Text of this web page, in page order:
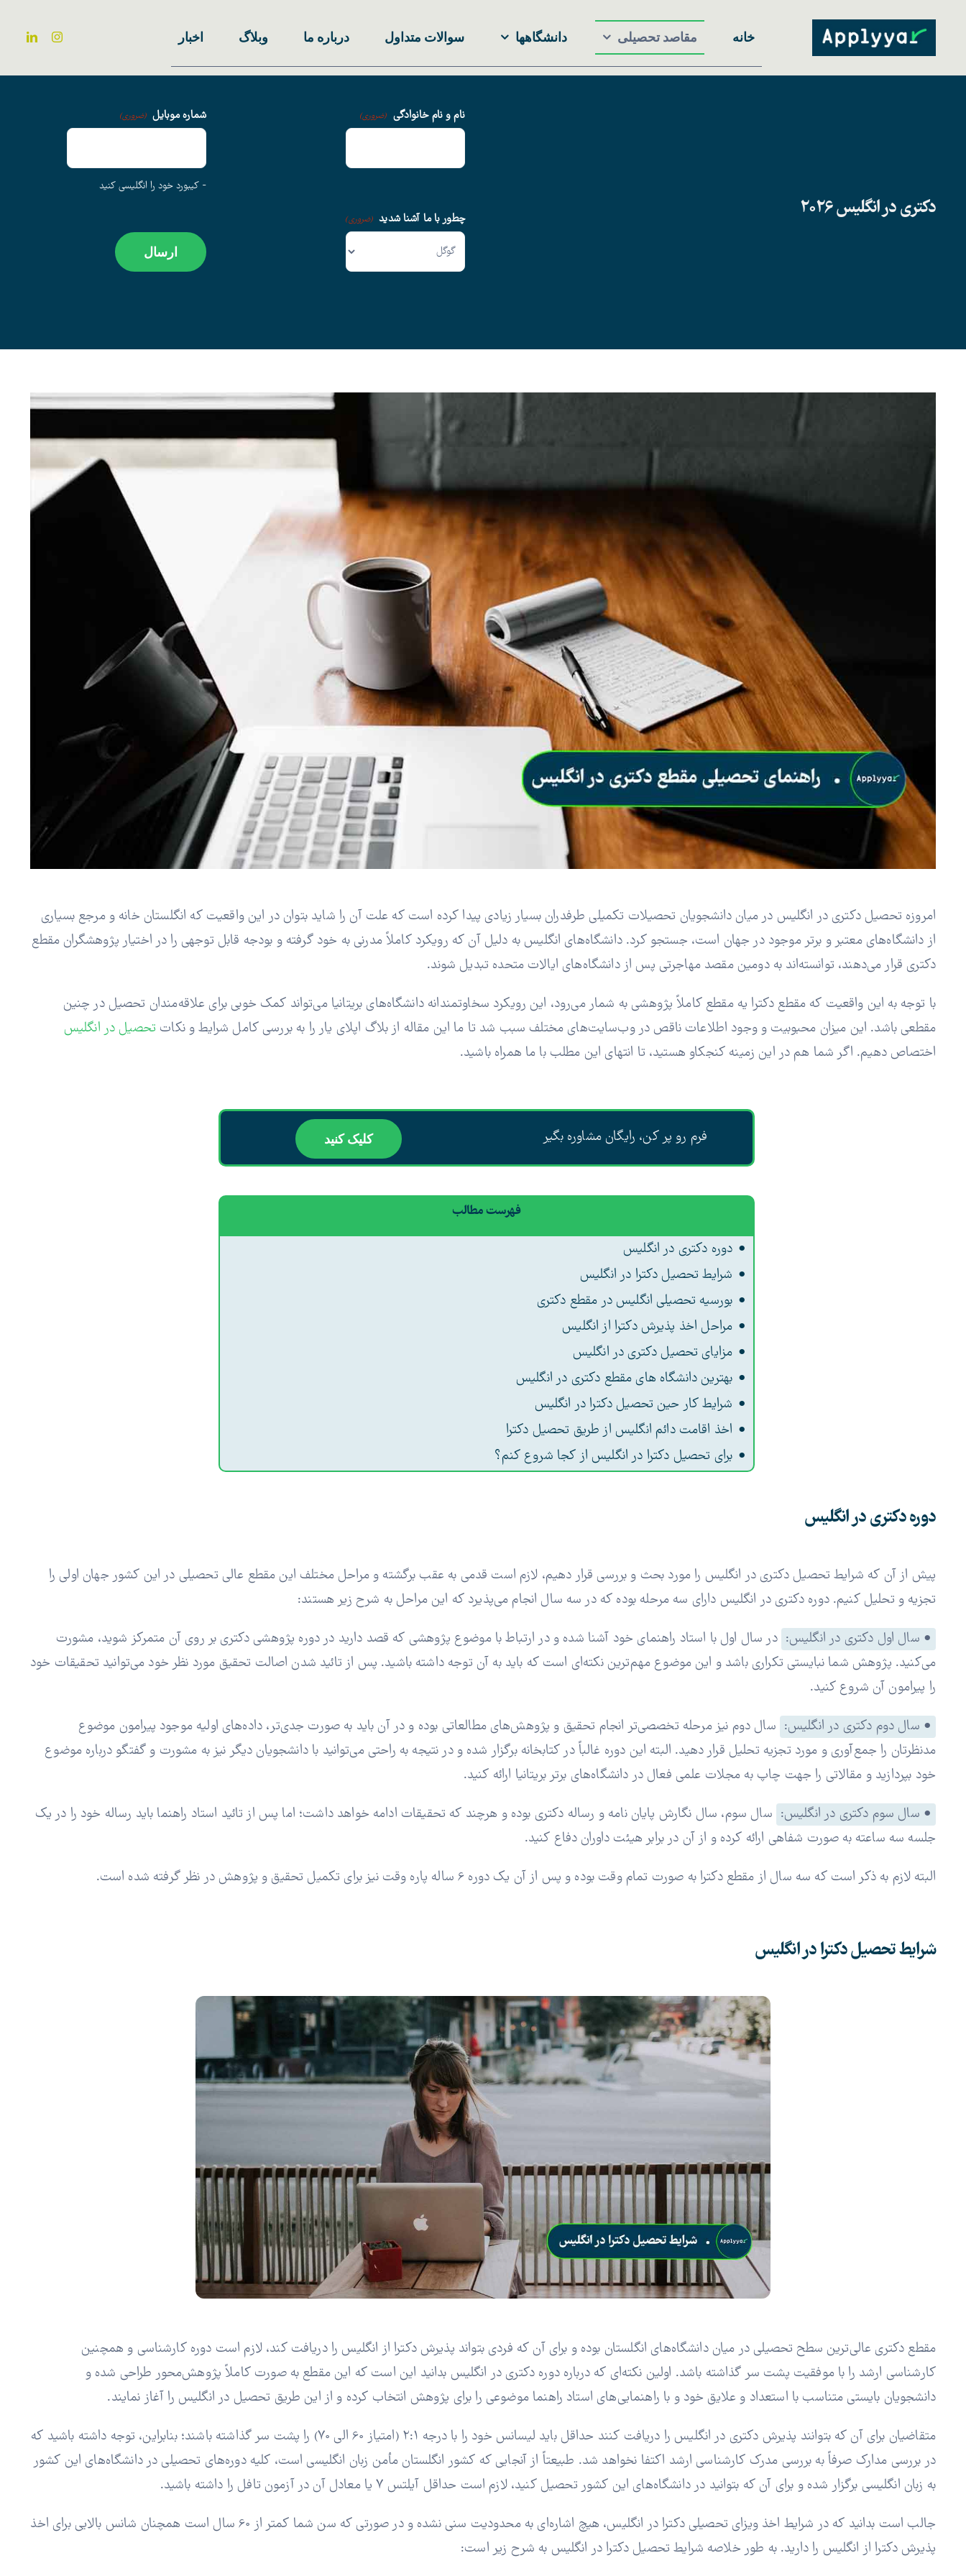
content
خانه مقاصد تحصیلی دانشگاهها سوالات متداول درباره ما وبلاگ اخبار
دکتری در انگلیس 2026
نام و نام خانوادگی (ضروری) شماره موبایل (ضروری)
- کیبورد خود را انگلیسی کنید
چطور با ما آشنا شدید (ضروری)
امروزه تحصیل دکتری در انگلیس در میان دانشجویان تحصیلات تکمیلی طرفدران بسیار زیادی پیدا کرده است که علت آن را شاید بتوان در این واقعیت که انگلستان خانه و مرجع بسیاری
از دانشگاه‌های معتبر و برتر موجود در جهان است، جستجو کرد. دانشگاه‌های انگلیس به دلیل آن که رویکرد کاملاً مدرنی به خود گرفته و بودجه قابل توجهی را در اختیار پژوهشگران مقطع
دکتری قرار می‌دهند، توانسته‌اند به دومین مقصد مهاجرتی پس از دانشگاه‌های ایالات متحده تبدیل شوند.
با توجه به این واقعیت که مقطع دکترا یه مقطع کاملاً پژوهشی به شمار می‌رود، این رویکرد سخاوتمندانه دانشگاه‌های بریتانیا می‌تواند کمک خوبی برای علاقه‌مندان تحصیل در چنین
مقطعی باشد. این میزان محبوبیت و وجود اطلاعات ناقص در وب‌سایت‌های مختلف سبب شد تا ما این مقاله از بلاگ اپلای یار را به بررسی کامل شرایط و نکات تحصیل در انگلیس
اختصاص دهیم. اگر شما هم در این زمینه کنجکاو هستید، تا انتهای این مطلب با ما همراه باشید.
فرم رو پر کن، رایگان مشاوره بگیر کلیک کنید
فهرست مطالب
دوره دکتری در انگلیس
شرایط تحصیل دکترا در انگلیس
بورسیه تحصیلی انگلیس در مقطع دکتری
مراحل اخذ پذیرش دکترا از انگلیس
مزایای تحصیل دکتری در انگلیس
بهترین دانشگاه های مقطع دکتری در انگلیس
شرایط کار حین تحصیل دکترا در انگلیس
اخذ اقامت دائم انگلیس از طریق تحصیل دکترا
برای تحصیل دکترا در انگلیس از کجا شروع کنم؟
دوره دکتری در انگلیس
پیش از آن که شرایط تحصیل دکتری در انگلیس را مورد بحث و بررسی قرار دهیم، لازم است قدمی به عقب برگشته و مراحل مختلف این مقطع عالی تحصیلی در این کشور جهان اولی را
تجزیه و تحلیل کنیم. دوره دکتری در انگلیس دارای سه مرحله بوده که در سه سال انجام می‌پذیرد که این مراحل به شرح زیر هستند:
• سال اول دکتری در انگلیس: در سال اول با استاد راهنمای خود آشنا شده و در ارتباط با موضوع پژوهشی که قصد دارید در دوره پژوهشی دکتری بر روی آن متمرکز شوید، مشورت
می‌کنید. پژوهش شما نبایستی تکراری باشد و این موضوع مهم‌ترین نکته‌ای است که باید به آن توجه داشته باشید. پس از تائید شدن اصالت تحقیق مورد نظر خود می‌توانید تحقیقات خود
را پیرامون آن شروع کنید.
• سال دوم دکتری در انگلیس: سال دوم نیز مرحله تخصصی‌تر انجام تحقیق و پژوهش‌های مطالعاتی بوده و در آن باید به صورت جدی‌تر، داده‌های اولیه موجود پیرامون موضوع
مدنظرتان را جمع‌آوری و مورد تجزیه تحلیل قرار دهید. البته این دوره غالباً در کتابخانه برگزار شده و در نتیجه به راحتی می‌توانید با دانشجویان دیگر نیز به مشورت و گفتگو درباره موضوع
خود بپردازید و مقالاتی را جهت چاپ به مجلات علمی فعال در دانشگاه‌های برتر بریتانیا ارائه کنید.
• سال سوم دکتری در انگلیس: سال سوم، سال نگارش پایان نامه و رساله دکتری بوده و هرچند که تحقیقات ادامه خواهد داشت؛ اما پس از تائید استاد راهنما باید رساله خود را در یک
جلسه سه ساعته به صورت شفاهی ارائه کرده و از آن در برابر هیئت داوران دفاع کنید.
البته لازم به ذکر است که سه سال از مقطع دکترا به صورت تمام وقت بوده و پس از آن یک دوره 6 ساله پاره وقت نیز برای تکمیل تحقیق و پژوهش در نظر گرفته شده است.
شرایط تحصیل دکترا در انگلیس
مقطع دکتری عالی‌ترین سطح تحصیلی در میان دانشگاه‌های انگلستان بوده و برای آن که فردی بتواند پذیرش دکترا از انگلیس را دریافت کند، لازم است دوره کارشناسی و همچنین
کارشناسی ارشد را با موفقیت پشت سر گذاشته باشد. اولین نکته‌ای که درباره دوره دکتری در انگلیس بدانید این است که این مقطع به صورت کاملاً پژوهش‌محور طراحی شده و
دانشجویان بایستی متناسب با استعداد و علایق خود و با راهنمایی‌های استاد راهنما موضوعی را برای پژوهش انتخاب کرده و از این طریق تحصیل در انگلیس را آغاز نمایند.
متقاضیان برای آن که بتوانند پذیرش دکتری در انگلیس را دریافت کنند حداقل باید لیسانس خود را با درجه 2:1 (امتیاز 60 الی 70) را پشت سر گذاشته باشند؛ بنابراین، توجه داشته باشید که
در بررسی مدارک صرفاً به بررسی مدرک کارشناسی ارشد اکتفا نخواهد شد. طبیعتاً از آنجایی که کشور انگلستان مأمن زبان انگلیسی است، کلیه دوره‌های تحصیلی در دانشگاه‌های این کشور
به زبان انگلیسی برگزار شده و برای آن که بتوانید در دانشگاه‌های این کشور تحصیل کنید، لازم است حداقل آیلتس 7 یا معادل آن در آزمون تافل را داشته باشید.
جالب است بدانید که در شرایط اخذ ویزای تحصیلی دکترا در انگلیس، هیچ اشاره‌ای به محدودیت سنی نشده و در صورتی که سن شما کمتر از 60 سال است همچنان شانس بالایی برای اخذ
پذیرش دکترا از انگلیس را دارید. به طور خلاصه شرایط تحصیل دکترا در انگلیس به شرح زیر است: